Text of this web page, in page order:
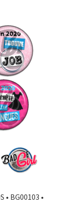
• BG00103 •